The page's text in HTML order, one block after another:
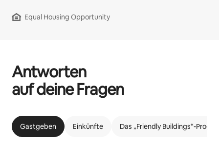
Equal Housing Opportunity
Antworten
auf deine Fragen
Gastgeben Einkünfte Das „Friendly Buildings“-